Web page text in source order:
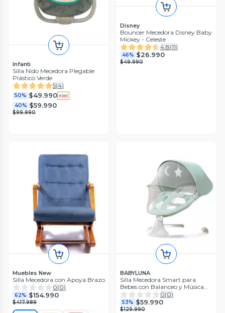
Infanti
Silla Nido Mecedora Plegable
Plástico Verde
5(4)
50% $49.990
40% $59.990
$99.990
Disney
Bouncer Mecedora Disney Baby
Mickey - Celeste
4.8(11)
46% $26.990
$49.990
Muebles New
Silla Mecedora con Apoya Brazo
0(0)
62% $154.990
$417.989
BABYLUNA
Silla Mecedora Smart para
Bebes con Balanceo y Música
Celeste
0(0)
53% $59.990
$129.990